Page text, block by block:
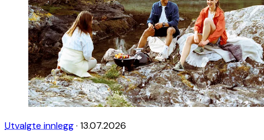
Utvalgte innlegg· 13.07.2026